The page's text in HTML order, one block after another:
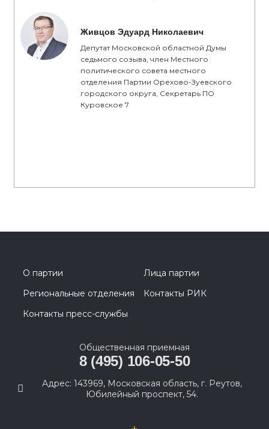
Живцов Эдуард Николаевич
Депутат Московской областной Думы
седьмого созыва, член Местного
политического совета местного
отделения Партии Орехово-Зуевского
городского округа, Секретарь ПО
Куровское 7
О партии
Лица партии
Региональные отделения
Контакты РИК
Контакты пресс-службы
Общественная приемная
8 (495) 106-05-50
Адрес: 143969, Московская область, г. Реутов,
Юбилейный проспект, 54.